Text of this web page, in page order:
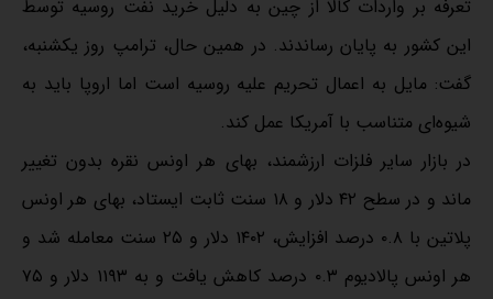
تعرفه بر واردات کالا از چین به دلیل خرید نفت روسیه توسط
این کشور به پایان رساندند. در همین حال، ترامپ روز یکشنبه،
گفت: مایل به اعمال تحریم علیه روسیه است اما اروپا باید به
شیوه‌ای متناسب با آمریکا عمل کند.
در بازار سایر فلزات ارزشمند، بهای هر اونس نقره بدون تغییر
ماند و در سطح ۴۲ دلار و ۱۸ سنت ثابت ایستاد، بهای هر اونس
پلاتین با ۰.۸ درصد افزایش، ۱۴۰۲ دلار و ۲۵ سنت معامله شد و
هر اونس پالادیوم ۰.۳ درصد کاهش یافت و به ۱۱۹۳ دلار و ۷۵